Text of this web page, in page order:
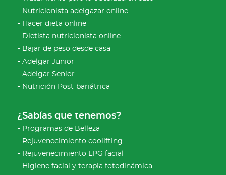
Nutricionista adelgazar online
Hacer dieta online
Dietista nutricionista online
Bajar de peso desde casa
Adelgar Junior
Adelgar Senior
Nutrición Post-bariátrica
¿Sabías que tenemos?
Programas de Belleza
Rejuvenecimiento coolifting
Rejuvenecimiento LPG facial
Higiene facial y terapia fotodinámica